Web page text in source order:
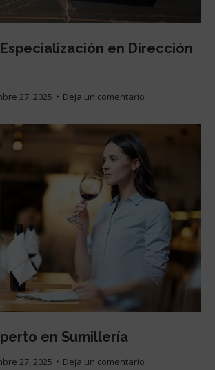
en Dirección
27, 2025 Deja un comentario
en Sumillería
27, 2025 Deja un comentario